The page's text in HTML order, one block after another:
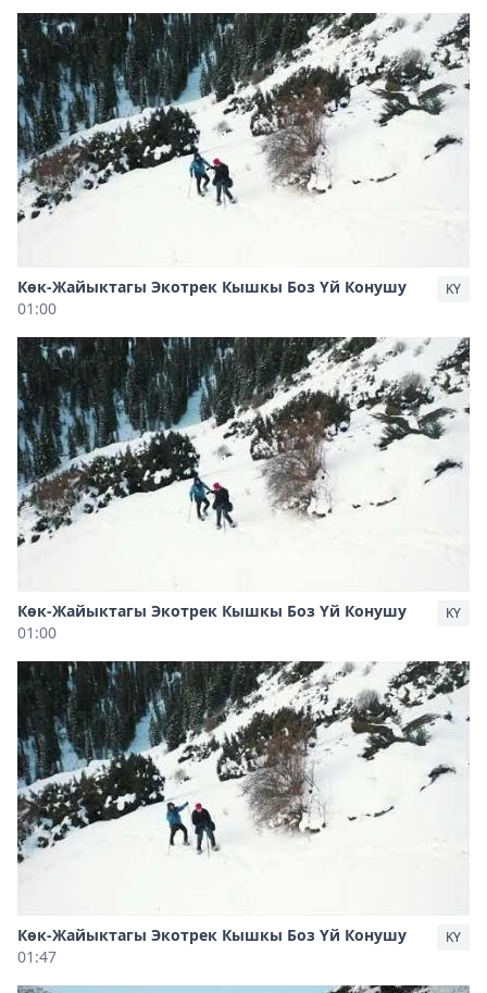
Көк-Жайыктагы Экотрек Кышкы Боз Үй Конушу
01:00
KY
Көк-Жайыктагы Экотрек Кышкы Боз Үй Конушу
01:00
KY
Көк-Жайыктагы Экотрек Кышкы Боз Үй Конушу
01:47
KY